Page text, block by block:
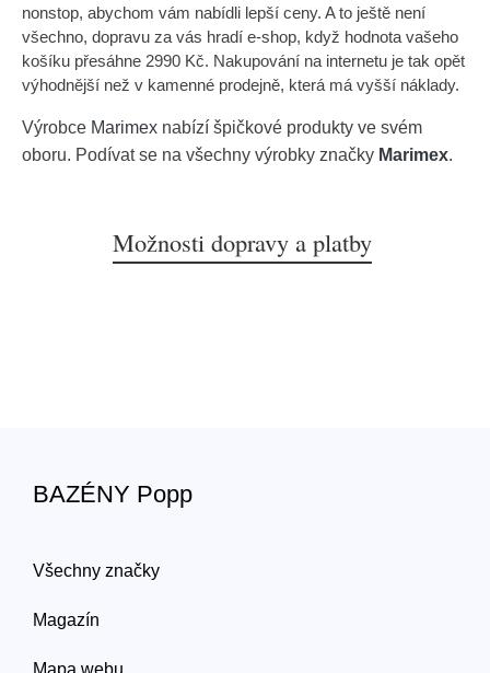
nonstop, abychom vám nabídli lepší ceny. A to ještě není
všechno, dopravu za vás hradí e-shop, když hodnota vašeho
košíku přesáhne 2990 Kč. Nakupování na internetu je tak opět
výhodnější než v kamenné prodejně, která má vyšší náklady.
Výrobce Marimex nabízí špičkové produkty ve svém
oboru. Podívat se na všechny výrobky značky Marimex.
Možnosti dopravy a platby
BAZÉNY Popp
Všechny značky
Magazín
Mapa webu